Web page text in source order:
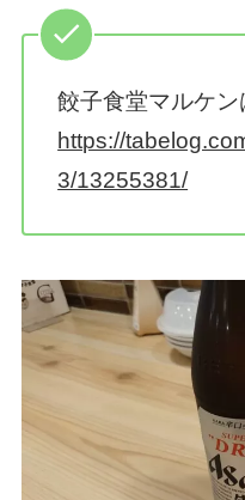
餃子食堂マルケン
https://
3/13255381/